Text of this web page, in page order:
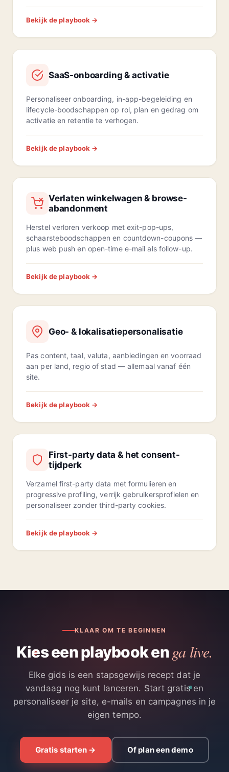
Bekijk de playbook →
SaaS-onboarding & activatie
Personaliseer onboarding, in-app-begeleiding en
lifecycle-boodschappen op rol, plan en gedrag om
activatie en retentie te verhogen.
Bekijk de playbook →
Verlaten winkelwagen & browse-
abandonment
Herstel verloren verkoop met exit-pop-ups,
schaarsteboodschappen en countdown-coupons —
plus web push en open-time e-mail als follow-up.
Bekijk de playbook →
Geo- & lokalisatiepersonalisatie
Pas content, taal, valuta, aanbiedingen en voorraad
aan per land, regio of stad — allemaal vanaf één
site.
Bekijk de playbook →
First-party data & het consent-
tijdperk
Verzamel first-party data met formulieren en
progressive profiling, verrijk gebruikersprofielen en
personaliseer zonder third-party cookies.
Bekijk de playbook →
KLAAR OM TE BEGINNEN
Kies een playbook enga live.
Elke gids is een stapsgewijs recept dat je
vandaag nog kunt lanceren. Start gratis en
personaliseer je site, e-mails en campagnes in je
eigen tempo.
Gratis starten → Of plan een demo